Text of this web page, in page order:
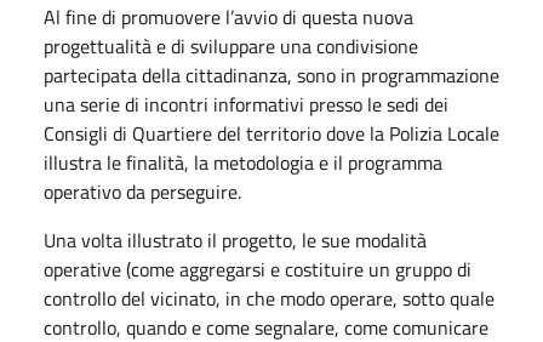
Al fine di promuovere l’avvio di questa nuova
progettualità e di sviluppare una condivisione
partecipata della cittadinanza, sono in programmazione
una serie di incontri informativi presso le sedi dei
Consigli di Quartiere del territorio dove la Polizia Locale
illustra le finalità, la metodologia e il programma
operativo da perseguire.
Una volta illustrato il progetto, le sue modalità
operative (come aggregarsi e costituire un gruppo di
controllo del vicinato, in che modo operare, sotto quale
controllo, quando e come segnalare, come comunicare